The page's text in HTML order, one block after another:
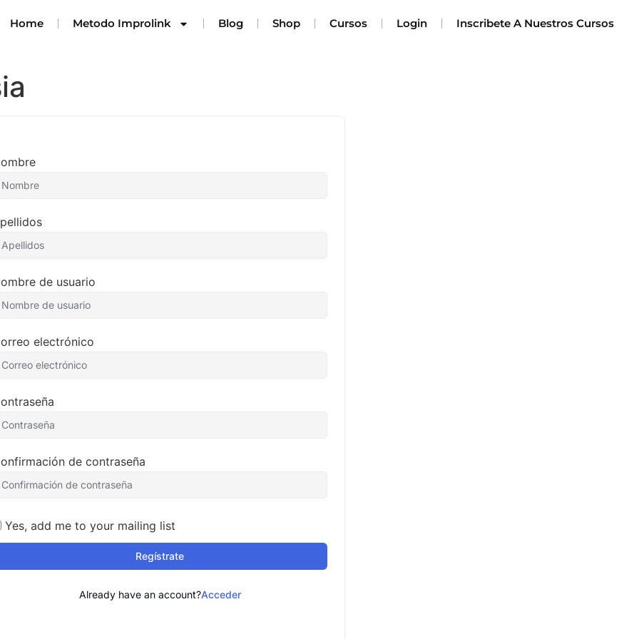
Home Metodo Improlink Blog Shop Cursos Login Inscribete A Nuestros Cursos
de usuario
electrónico
de contraseña
Yes, add me to your mailing list
Regístrate
Already have an account?Acceder